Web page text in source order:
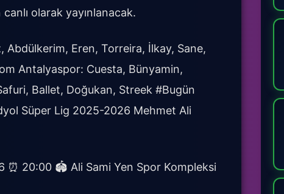
canlı olarak yayınlanacak.
Abdülkerim, Eren, Torreira, İlkay, Sane,
Antalyaspor: Cuesta, Bünyamin,
Ballet, Doğukan, Streek #Bugün
Süper Lig 2025-2026 Mehmet Ali
⏰ 20:00 🏟️ Ali Sami Yen Spor Kompleksi